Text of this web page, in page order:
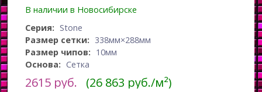
В наличии в Новосибирске
Серия: Stone
Размер сетки: 338мм×288мм
Размер чипов: 10мм
Основа: Сетка
2615 руб. (26 863 руб./м²)